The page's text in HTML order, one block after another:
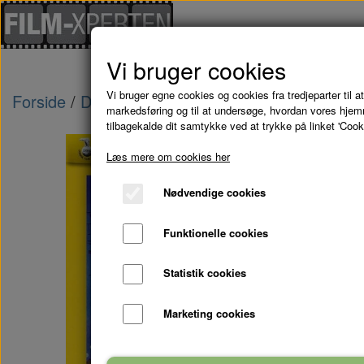
Forside Danske Film KASSEN STEMMER -
Vi bruger cookies
Vi bruger egne cookies og cookies fra tredjeparter til
markedsføring og til at undersøge, hvordan vores
tilbagekalde dit samtykke ved at trykke på linket
Læs mere om cookies her
Nødvendige cookies
Funktionelle cookies
Statistik cookies
Marketing cookies